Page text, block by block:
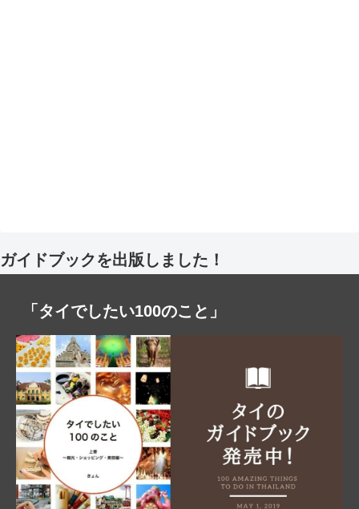
ガイドブックを出版しました！
「タイでしたい100のこと」